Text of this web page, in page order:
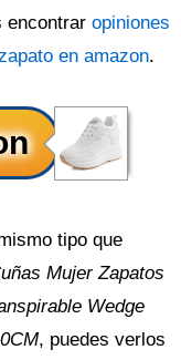
encontrar opiniones
en amazon.
tipo que
Mujer Zapatos
Wedge
, puedes verlos